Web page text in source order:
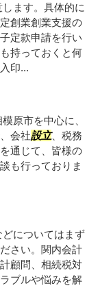
ます。具体的に
創業創業支援の
定款申請を行い
持っておくと何
印...
原市を中心に、
会社設立、税務
通じて、皆様の
も行っておりま
についてはまず
さい。関内会計
顧問、相続税対
ブルや悩みを解